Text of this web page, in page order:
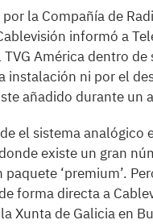
la Compañía de
informó a
América dentro
instalación ni por el
añadido durante un
el sistema
existe un gran
‘premium’.
forma directa a
Xunta de Galicia en